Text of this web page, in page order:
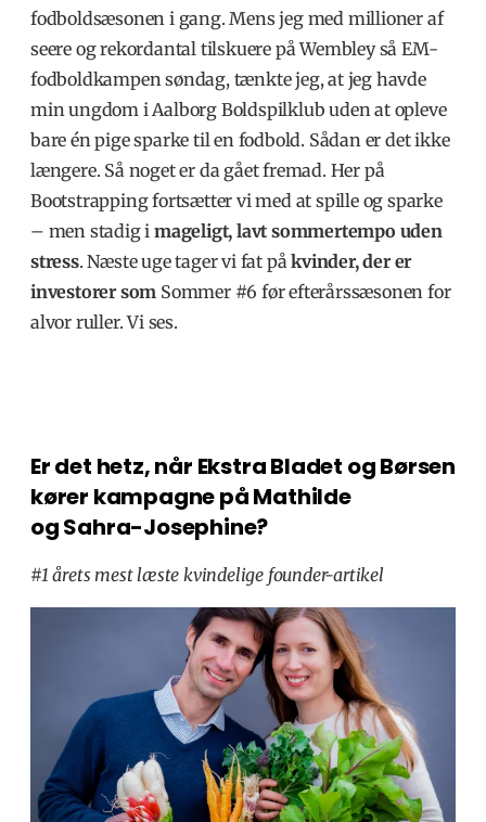
fodboldsæsonen i gang. Mens jeg med millioner af
seere og rekordantal tilskuere på Wembley så EM-
fodboldkampen søndag, tænkte jeg, at jeg havde
min ungdom i Aalborg Boldspilklub uden at opleve
bare én pige sparke til en fodbold. Sådan er det ikke
længere. Så noget er da gået fremad. Her på
Bootstrapping fortsætter vi med at spille og sparke
– men stadig imageligt, lavt sommertempo uden
stress. Næste uge tager vi fat påkvinder, der er
investorer som Sommer #6 før efterårssæsonen for
alvor ruller. Vi ses.
Er det hetz, når Ekstra Bladet og Børsen
kører kampagne på Mathilde
og Sahra-Josephine?
#1 årets mest læste kvindelige founder-artikel